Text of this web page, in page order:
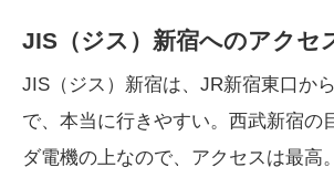
JIS（ジス）新宿へのアクセ
JIS（ジス）新宿は、JR新宿東口か
で、本当に行きやすい。西武新宿の
ダ電機の上なので、アクセスは最高。